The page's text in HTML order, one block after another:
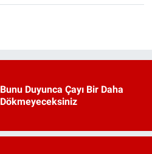
Bunu Duyunca Çayı Bir Daha
Dökmeyeceksiniz